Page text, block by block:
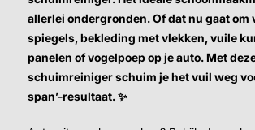
allerlei ondergronden. Of dat nu gaat om
spiegels, bekleding met vlekken, vuile
panelen of vogelpoep op je auto. Met
schuimreiniger schuim je het vuil weg
span’-resultaat.✨